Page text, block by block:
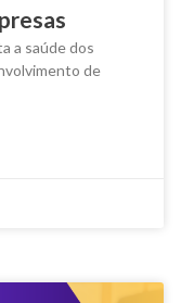
a saúde dos
de